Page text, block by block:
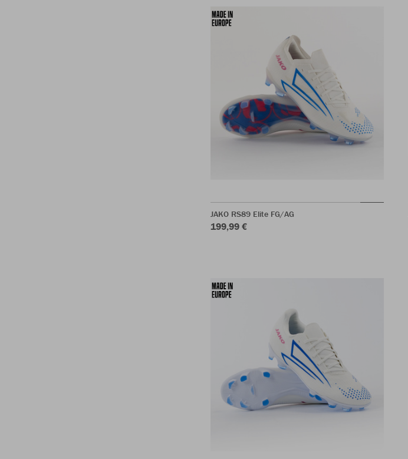
JAKO RS89 Elite FG/AG
199,99 €